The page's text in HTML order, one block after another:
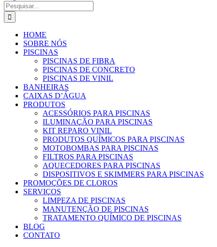
Buscar
resultados
para:
HOME
SOBRE NÓS
PISCINAS
PISCINAS DE FIBRA
PISCINAS DE CONCRETO
PISCINAS DE VINIL
BANHEIRAS
CAIXAS D’ÁGUA
PRODUTOS
ACESSÓRIOS PARA PISCINAS
ILUMINAÇÃO PARA PISCINAS
KIT REPARO VINIL
PRODUTOS QUÍMICOS PARA PISCINAS
MOTOBOMBAS PARA PISCINAS
FILTROS PARA PISCINAS
AQUECEDORES PARA PISCINAS
DISPOSITIVOS E SKIMMERS PARA PISCINAS
PROMOÇÕES DE CLOROS
SERVIÇOS
LIMPEZA DE PISCINAS
MANUTENÇÃO DE PISCINAS
TRATAMENTO QUÍMICO DE PISCINAS
BLOG
CONTATO